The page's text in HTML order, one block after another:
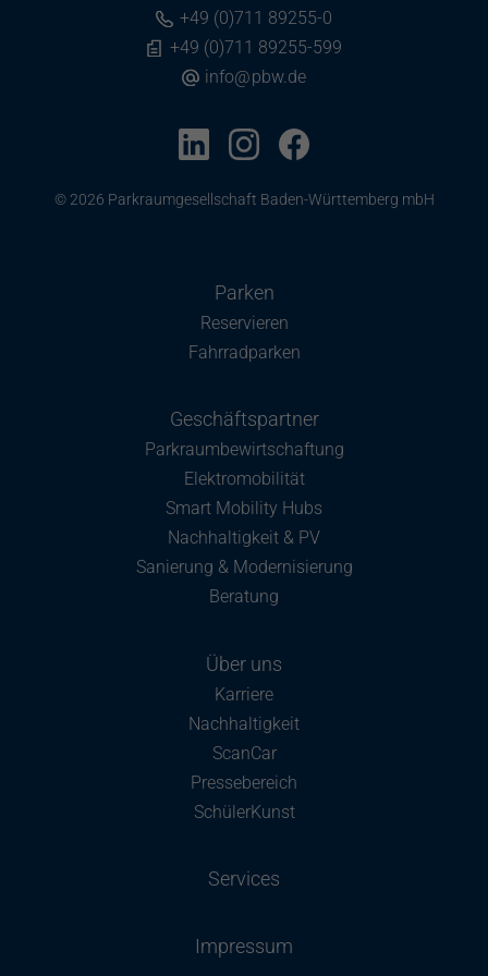
+49 (0)711 89255-0
+49 (0)711 89255-599
info@pbw.de
© 2026 Parkraumgesellschaft Baden-Württemberg mbH
Parken
Reservieren
Fahrradparken
Geschäftspartner
Parkraumbewirtschaftung
Elektromobilität
Smart Mobility Hubs
Nachhaltigkeit & PV
Sanierung & Modernisierung
Beratung
Über uns
Karriere
Nachhaltigkeit
ScanCar
Pressebereich
SchülerKunst
Services
Impressum